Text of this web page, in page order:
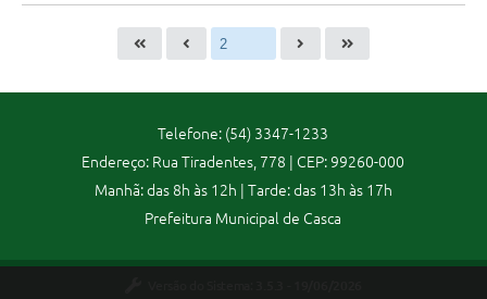
Telefone: (54) 3347-1233
Endereço: Rua Tiradentes, 778 | CEP: 99260-000
Manhã: das 8h às 12h | Tarde: das 13h às 17h
Prefeitura Municipal de Casca